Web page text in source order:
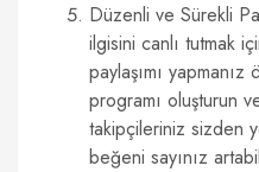
Düzenli ve Sürekli
ilgisini canlı tutmak
paylaşımı
programı oluşturun
takipçileriniz sizden
beğeni sayınız